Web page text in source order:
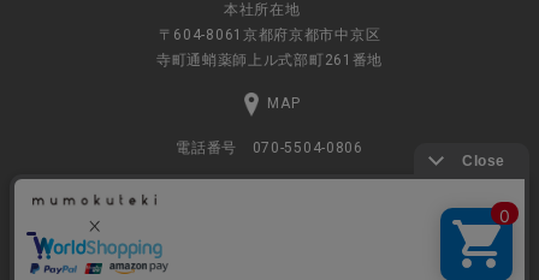
本社所在地
〒604-8061京都府京都市中京区
寺町通蛸薬師上ル式部町261番地
MAP
電話番号 070-5504-0806